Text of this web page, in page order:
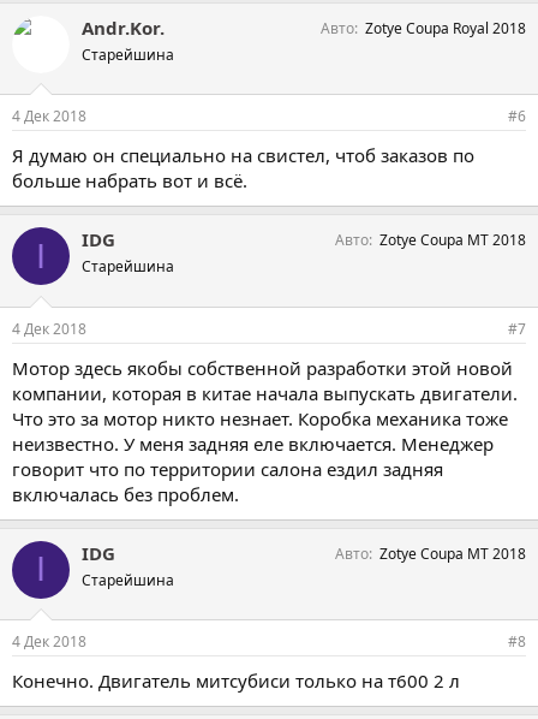
Andr.Kor.
Старейшина
Авто Zotye Coupa Royal 2018
4 Дек 2018 #6
Я думаю он специально на свистел, чтоб заказов по
больше набрать вот и всё.
I IDG
Старейшина
Авто Zotye Coupa MT 2018
4 Дек 2018 #7
Мотор здесь якобы собственной разработки этой новой
компании, которая в китае начала выпускать двигатели.
Что это за мотор никто незнает. Коробка механика тоже
неизвестно. У меня задняя еле включается. Менеджер
говорит что по территории салона ездил задняя
включалась без проблем.
I IDG
Старейшина
Авто Zotye Coupa MT 2018
4 Дек 2018 #8
Конечно. Двигатель митсубиси только на т600 2 л